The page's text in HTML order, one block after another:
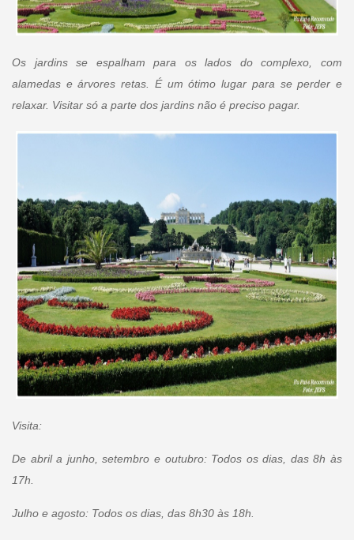
Os jardins se espalham para os lados do complexo, com
alamedas e árvores retas. É um ótimo lugar para se perder e
relaxar. Visitar só a parte dos jardins não é preciso pagar.
Visita:
De abril a junho, setembro e outubro: Todos os dias, das 8h às
17h.
Julho e agosto: Todos os dias, das 8h30 às 18h.